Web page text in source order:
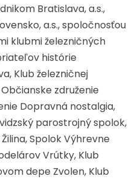
Bratislava, a.s.,
a.s., spoločnosťou
klubmi železničných
histórie
Klub železničnej
združenie
Dopravná nostalgia,
parostrojný spolok,
Spolok Výhrevne
Vrútky, Klub
depe Zvolen, Klub